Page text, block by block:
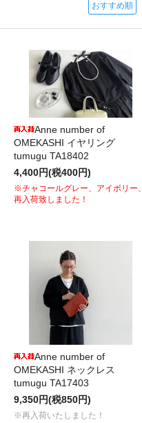
おすすめ順
Anne number of
OMEKASHI イヤリング
tumugu TA18402
4,400円(税400円)
※チャコールグレー、アイボリー、
再入荷致しました！
Anne number of
OMEKASHI ネックレス
tumugu TA17403
9,350円(税850円)
※再入荷いたしました！